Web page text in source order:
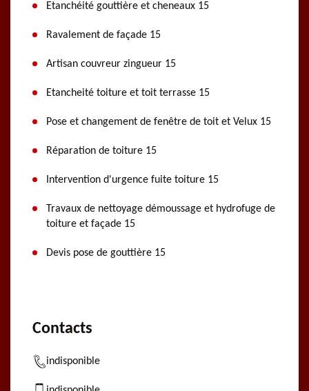
Etanchéité gouttière et cheneaux 15
Ravalement de façade 15
Artisan couvreur zingueur 15
Etancheité toiture et toit terrasse 15
Pose et changement de fenêtre de toit et Velux 15
Réparation de toiture 15
Intervention d'urgence fuite toiture 15
Travaux de nettoyage démoussage et hydrofuge de
toiture et façade 15
Devis pose de gouttière 15
Contacts
indisponible